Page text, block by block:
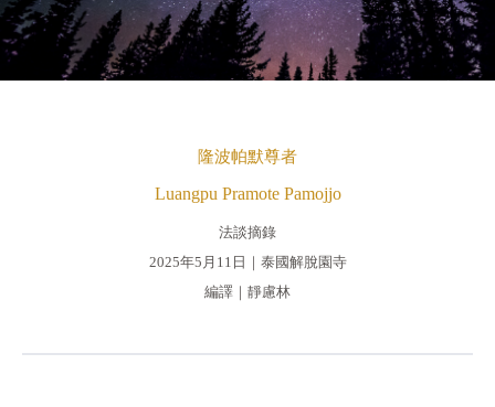
隆波帕默尊者
Luangpu Pramote Pamojjo
法談摘錄
2025年5月11日｜泰國解脫園寺
編譯｜靜慮林